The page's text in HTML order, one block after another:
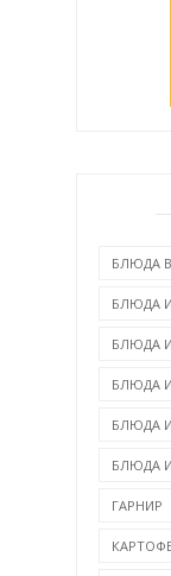
БЛЮДА
БЛЮДА
БЛЮДА
БЛЮДА
БЛЮДА
БЛЮДА
ГАРНИР